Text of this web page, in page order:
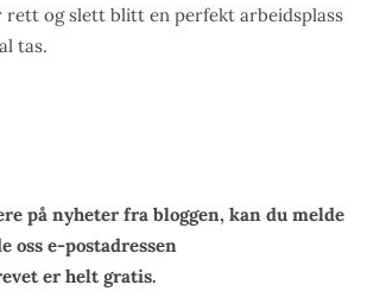
rett og slett blitt en perfekt arbeidsplass
tas.
på nyheter fra bloggen, kan du melde
oss e-postadressen
er helt gratis.